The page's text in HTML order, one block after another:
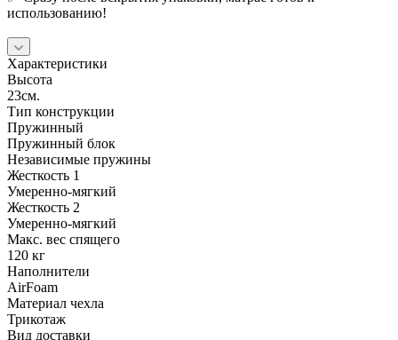
использованию!
Характеристики
Высота
23см.
Тип конструкции
Пружинный
Пружинный блок
Независимые пружины
Жесткость 1
Умеренно-мягкий
Жесткость 2
Умеренно-мягкий
Макс. вес спящего
120 кг
Наполнители
AirFoam
Материал чехла
Трикотаж
Вид доставки